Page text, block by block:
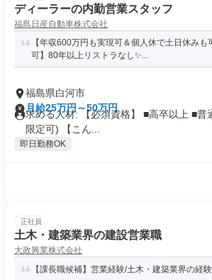
ディーラーの内勤営業スタッフ
福島日産自動車株式会社
【年収600万円も実現可＆個人休で土日休み
可】80年以上リストラなし✨...
福島県白河市
月給25万円～50万円
求める人材: 【必須資格】 ■高卒以上 ■普
限定可) 【こん...
即日勤務OK
正社員
土木・建築業界の建設営業職
大政興業株式会社
【課長職候補】営業経験/土木・建築業界の経験